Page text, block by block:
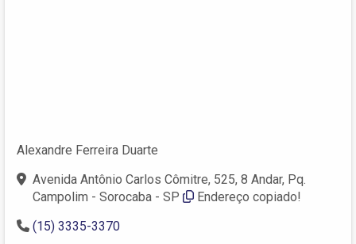
Alexandre Ferreira Duarte
Avenida Antônio Carlos Cômitre, 525, 8 Andar, Pq.
Campolim - Sorocaba - SP
Endereço copiado!
(15) 3335-3370